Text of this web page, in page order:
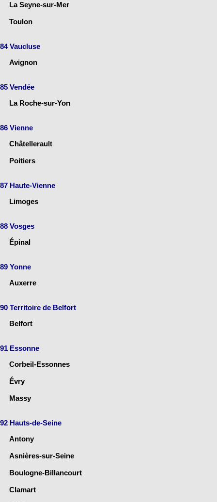
La Seyne-sur-Mer
Toulon
84 Vaucluse
Avignon
85 Vendée
La Roche-sur-Yon
86 Vienne
Châtellerault
Poitiers
87 Haute-Vienne
Limoges
88 Vosges
Épinal
89 Yonne
Auxerre
90 Territoire de Belfort
Belfort
91 Essonne
Corbeil-Essonnes
Évry
Massy
92 Hauts-de-Seine
Antony
Asnières-sur-Seine
Boulogne-Billancourt
Clamart